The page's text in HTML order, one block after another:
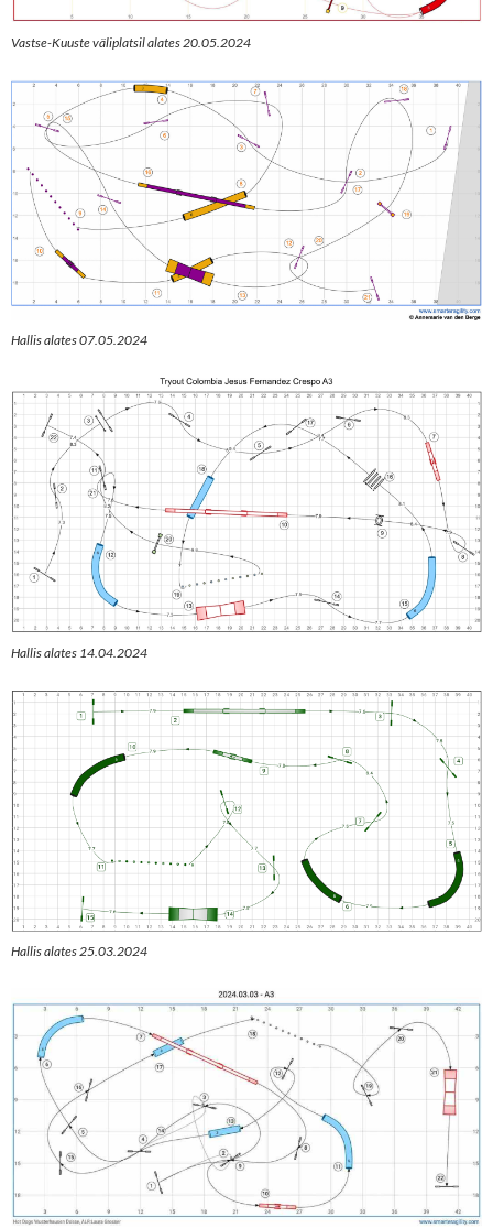
Vastse-Kuuste väliplatsil alates 20.05.2024
Hallis alates 07.05.2024
Hallis alates 14.04.2024
Hallis alates 25.03.2024